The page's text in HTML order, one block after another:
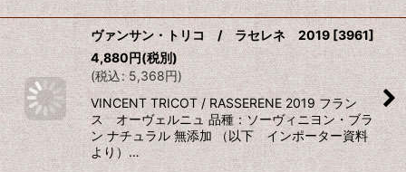
ヴァンサン・トリコ / ラセレネ 2019 [3961]
4,880円(税別)
(税込: 5,368円)
VINCENT TRICOT / RASSERENE 2019 フラン
ス オーヴェルニュ 品種：ソーヴィニヨン・ブラ
ン ナチュラル 無添加 （以下 インポーター資料
より）…